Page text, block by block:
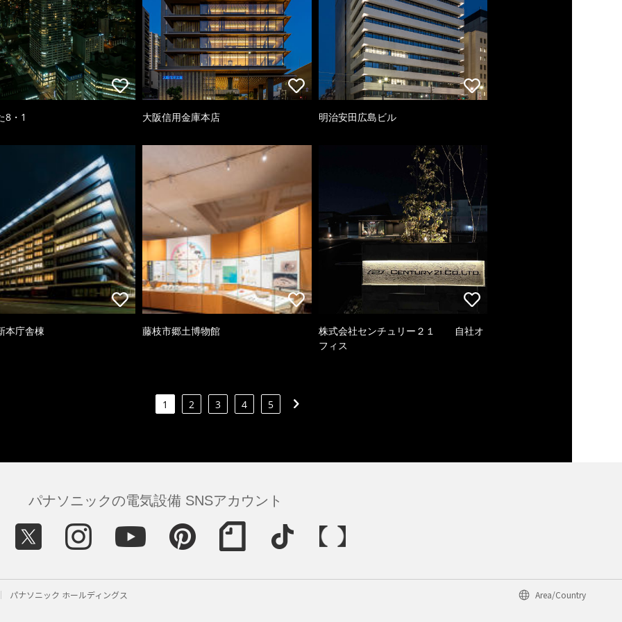
8・1 大阪信用金庫本店 明治安田広島ビル
本庁舎棟 藤枝市郷土博物館
株式会社センチュリー２１ 自社オ
フィス
1 2 3 4 5
パナソニックの電気設備 SNSアカウント
パナソニック ホールディングス Area/Country